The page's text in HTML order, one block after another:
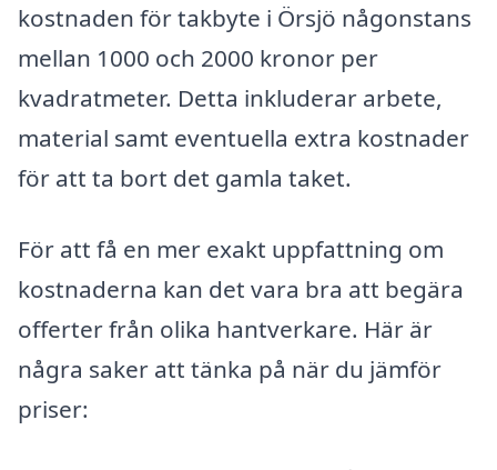
kostnaden för takbyte i Örsjö någonstans
mellan 1000 och 2000 kronor per
kvadratmeter. Detta inkluderar arbete,
material samt eventuella extra kostnader
för att ta bort det gamla taket.
För att få en mer exakt uppfattning om
kostnaderna kan det vara bra att begära
offerter från olika hantverkare. Här är
några saker att tänka på när du jämför
priser: